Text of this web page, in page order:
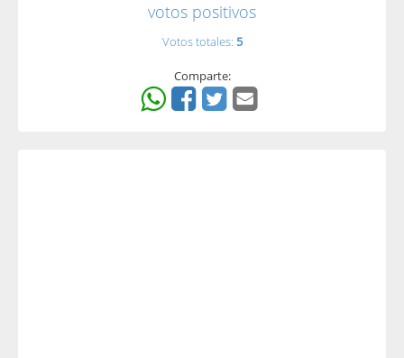
votos positivos
Votos totales: 5
Comparte: